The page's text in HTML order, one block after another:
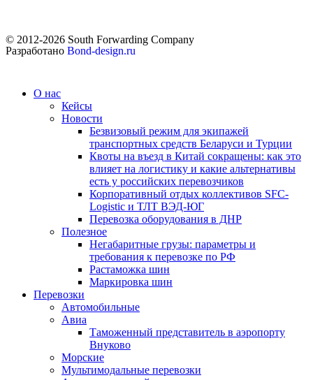
© 2012-2026 South Forwarding Company
Разработано Bond-design.ru
О нас
Кейсы
Новости
Безвизовый режим для экипажей
транспортных средств Беларуси и Турции
Квоты на въезд в Китай сокращены: как это
влияет на логистику и какие альтернативы
есть у российских перевозчиков
Корпоративный отдых коллективов SFC-
Logistic и ТЛТ ВЭД-ЮГ
Перевозка оборудования в ДНР
Полезное
Негабаритные грузы: параметры и
требования к перевозке по РФ
Растаможка шин
Маркировка шин
Перевозки
Автомобильные
Авиа
Таможенный представитель в аэропорту
Внуково
Морские
Мультимодальные перевозки